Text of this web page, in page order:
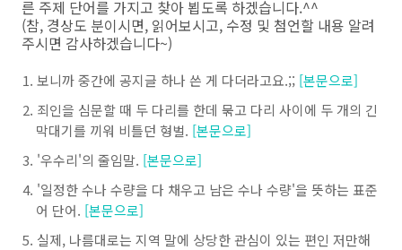
른 주제 단어를 가지고 찾아 뵙도록 하겠습니다.^^
(참, 경상도 분이시면, 읽어보시고, 수정 및 첨언할 내용 알려
주시면 감사하겠습니다~)
보니까 중간에 공지글 하나 쓴 게 다더라고요.;; [본문으로]
죄인을 심문할 때 두 다리를 한데 묶고 다리 사이에 두 개의 긴
막대기를 끼워 비틀던 형벌. [본문으로]
'우수리'의 줄임말. [본문으로]
'일정한 수나 수량을 다 채우고 남은 수나 수량'을 뜻하는 표준
어 단어. [본문으로]
실제, 나름대로는 지역 말에 상당한 관심이 있는 편인 저만해